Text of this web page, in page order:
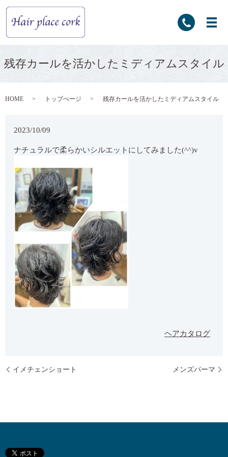
残存カールを活かしたミディアムスタイル
HOME トップぺージ 残存カールを活かしたミディアムスタイル
2023/10/09
ナチュラルで柔らかいシルエットにしてみました(^^)v
ヘアカタログ
イメチェンショート メンズパーマ